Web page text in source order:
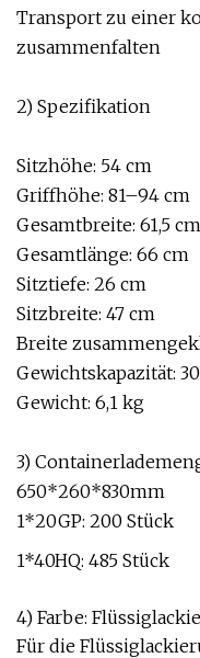
Transport zu einer
zusammenfalten
2) Spezifikation
Sitzhöhe: 54 cm
Griffhöhe: 81–94 cm
Gesamtbreite: 61,5 cm
Gesamtlänge: 66 cm
Sitztiefe: 26 cm
Sitzbreite: 47 cm
Breite
Gewichtskapazität:
Gewicht: 6,1 kg
3)
650*260*830mm
1*20GP: 200 Stück
1*40HQ: 485 Stück
4) Farbe:
Für die